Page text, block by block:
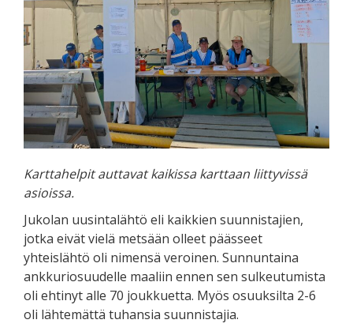
Karttahelpit auttavat kaikissa karttaan liittyvissä
asioissa.
Jukolan uusintalähtö eli kaikkien suunnistajien,
jotka eivät vielä metsään olleet päässeet
yhteislähtö oli nimensä veroinen. Sunnuntaina
ankkuriosuudelle maaliin ennen sen sulkeutumista
oli ehtinyt alle 70 joukkuetta. Myös osuuksilta 2-6
oli lähtemättä tuhansia suunnistajia.